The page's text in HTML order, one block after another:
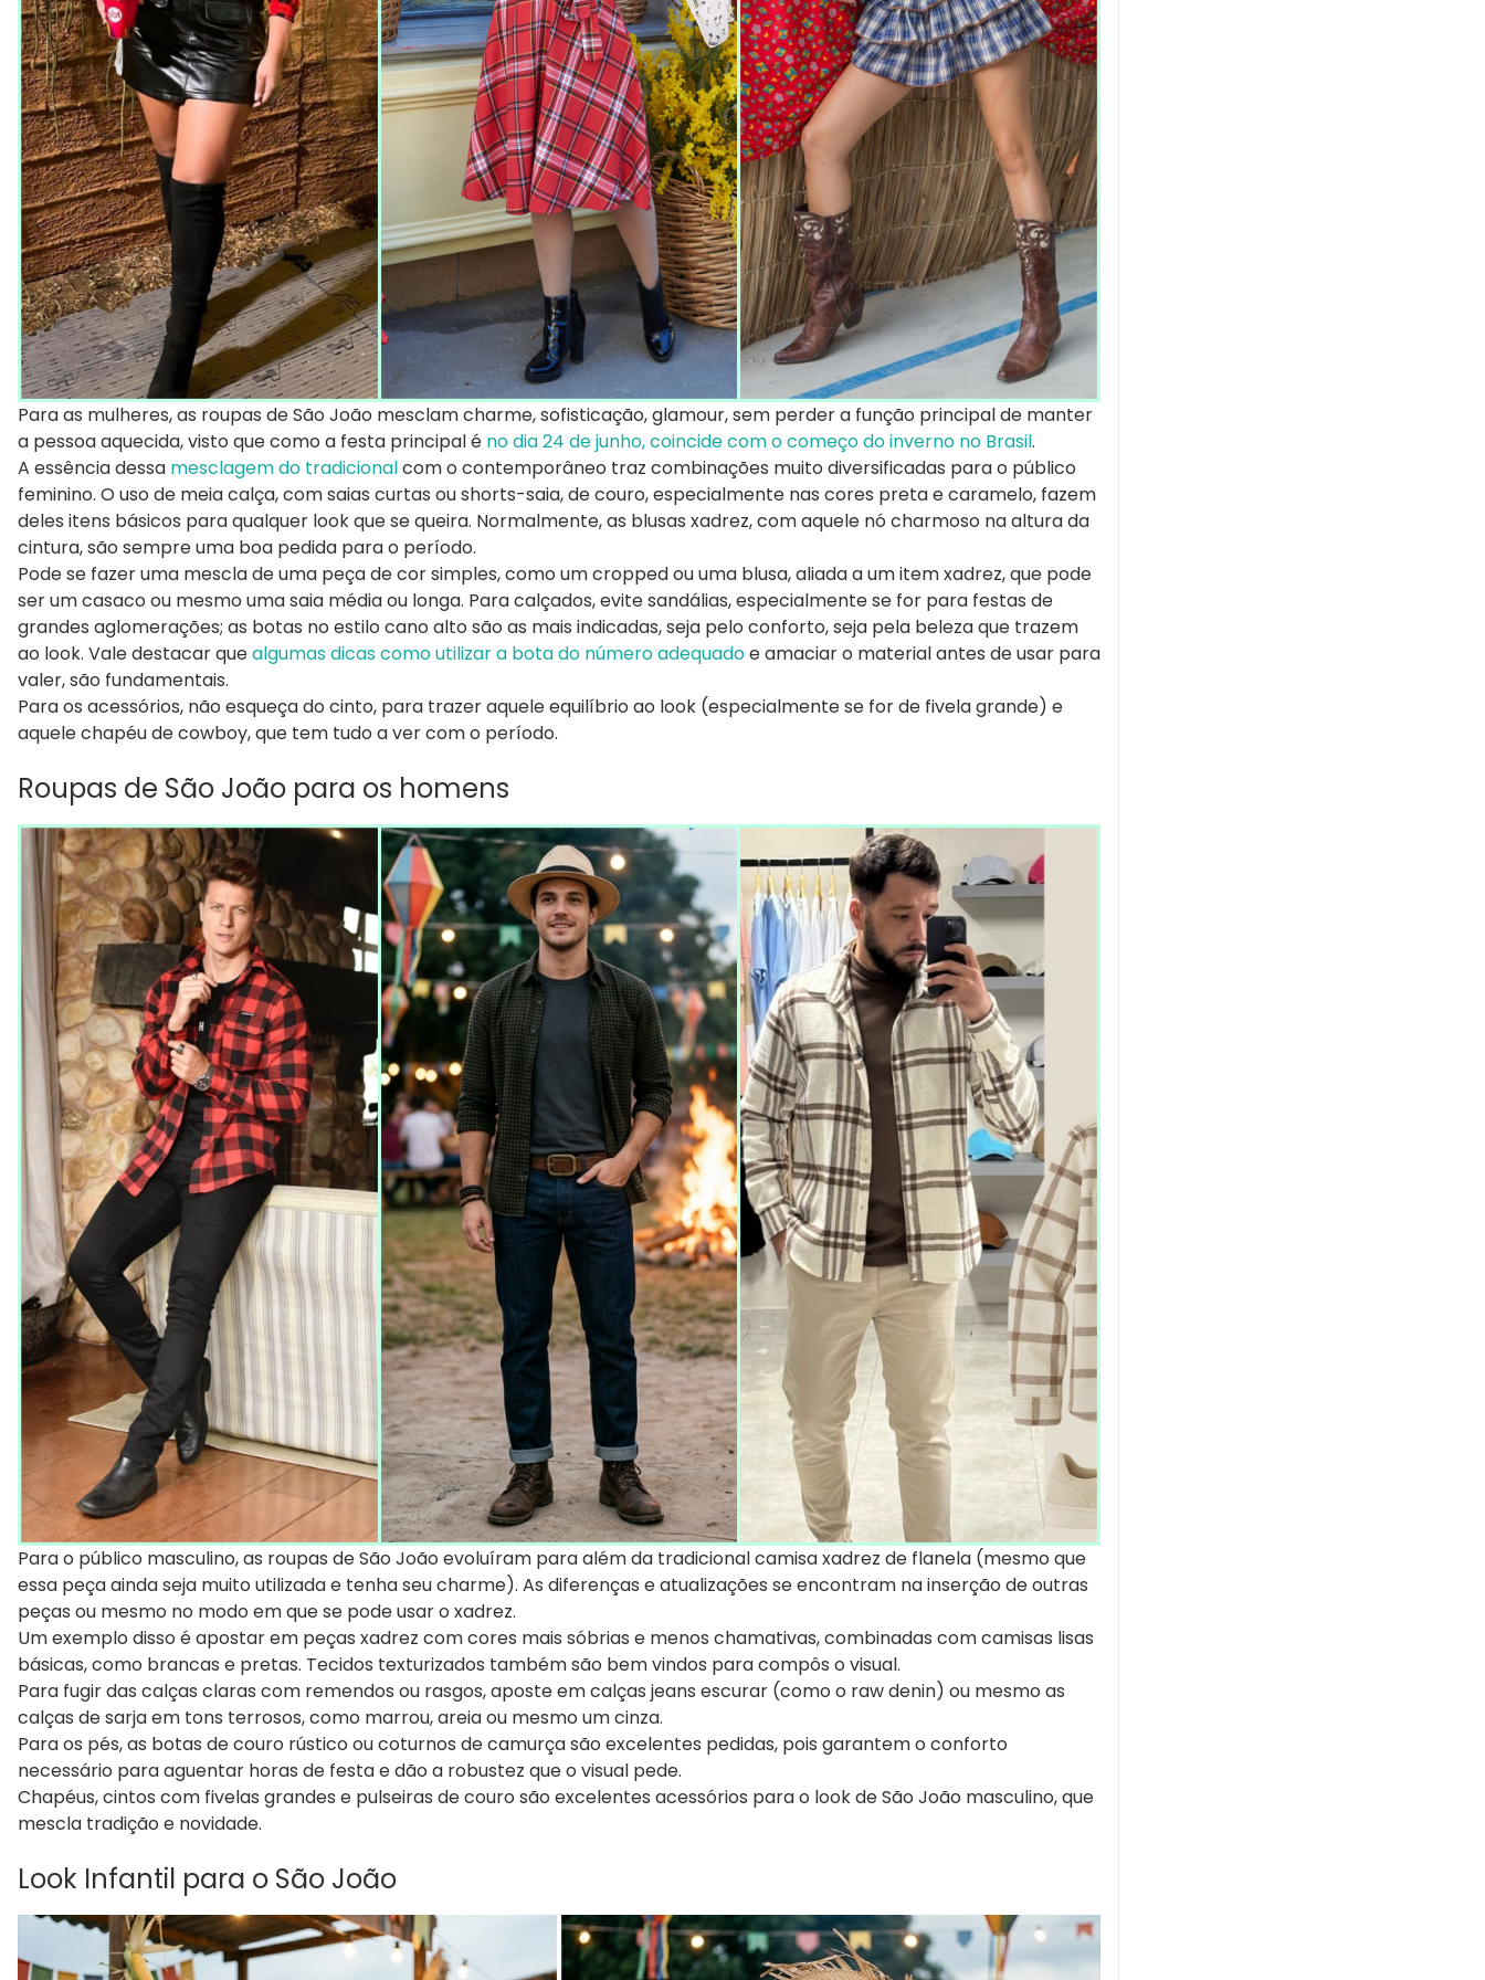
Para as mulheres, as roupas de São João mesclam charme, sofisticação, glamour, sem perder a função principal de manter
a pessoa aquecida, visto que como a festa principal é no dia 24 de junho, coincide com o começo do inverno no Brasil.
A essência dessa mesclagem do tradicionalcom o contemporâneo traz combinações muito diversificadas para o público
feminino. O uso de meia calça, com saias curtas ou shorts-saia, de couro, especialmente nas cores preta e caramelo, fazem
deles itens básicos para qualquer look que se queira. Normalmente, as blusas xadrez, com aquele nó charmoso na altura da
cintura, são sempre uma boa pedida para o período.
Pode se fazer uma mescla de uma peça de cor simples, como um cropped ou uma blusa, aliada a um item xadrez, que pode
ser um casaco ou mesmo uma saia média ou longa. Para calçados, evite sandálias, especialmente se for para festas de
grandes aglomerações; as botas no estilo cano alto são as mais indicadas, seja pelo conforto, seja pela beleza que trazem
ao look. Vale destacar quealgumas dicas como utilizar a bota do número adequadoe amaciar o material antes de usar para
valer, são fundamentais.
Para os acessórios, não esqueça do cinto, para trazer aquele equilíbrio ao look (especialmente se for de fivela grande) e
aquele chapéu de cowboy, que tem tudo a ver com o período.
Roupas de São João para os homens
Para o público masculino, as roupas de São João evoluíram para além da tradicional camisa xadrez de flanela (mesmo que
essa peça ainda seja muito utilizada e tenha seu charme). As diferenças e atualizações se encontram na inserção de outras
peças ou mesmo no modo em que se pode usar o xadrez.
Um exemplo disso é apostar em peças xadrez com cores mais sóbrias e menos chamativas, combinadas com camisas lisas
básicas, como brancas e pretas. Tecidos texturizados também são bem vindos para compôs o visual.
Para fugir das calças claras com remendos ou rasgos, aposte em calças jeans escurar (como o raw denin) ou mesmo as
calças de sarja em tons terrosos, como marrou, areia ou mesmo um cinza.
Para os pés, as botas de couro rústico ou coturnos de camurça são excelentes pedidas, pois garantem o conforto
necessário para aguentar horas de festa e dão a robustez que o visual pede.
Chapéus, cintos com fivelas grandes e pulseiras de couro são excelentes acessórios para o look de São João masculino, que
mescla tradição e novidade.
Look Infantil para o São João